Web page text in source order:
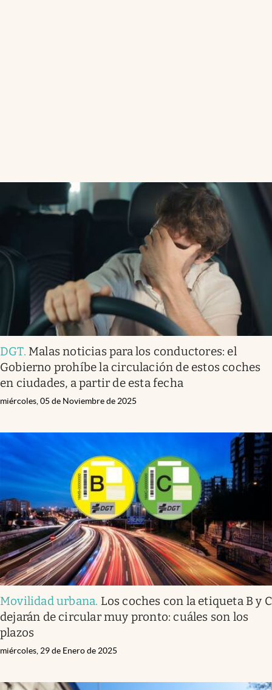
DGT. Malas noticias para los conductores: el
Gobierno prohíbe la circulación de estos coches
en ciudades, a partir de esta fecha
miércoles, 05 de Noviembre de 2025
Movilidad urbana. Los coches con la etiqueta B y C
dejarán de circular muy pronto: cuáles son los
plazos
miércoles, 29 de Enero de 2025